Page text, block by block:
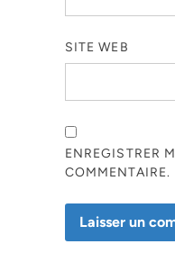
SITE WEB
ENREGISTRER
COMMENTAIRE.